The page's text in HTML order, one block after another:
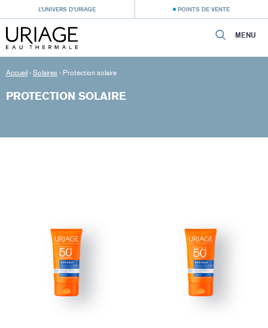
L’UNIVERS D’URIAGE POINTS DE VENTE
MENU
Accueil › Solaires › Protection solaire
PROTECTION SOLAIRE